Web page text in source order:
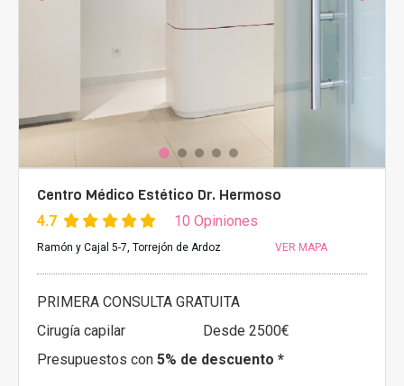
Centro Médico Estético Dr. Hermoso
4.7 10 Opiniones
Ramón y Cajal 5-7, Torrejón de Ardoz VER MAPA
PRIMERA CONSULTA GRATUITA
Cirugía capilar
Desde 2500€
Presupuestos con 5% de descuento *